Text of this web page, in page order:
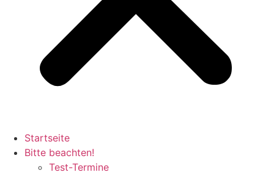
Startseite
Bitte beachten!
Test-Termine